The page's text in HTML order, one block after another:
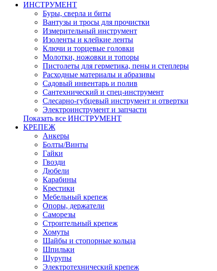
ИНСТРУМЕНТ
Буры, сверла и биты
Вантузы и тросы для прочистки
Измерительный инструмент
Изоленты и клейкие ленты
Ключи и торцевые головки
Молотки, ножовки и топоры
Пистолеты для герметика, пены и степлеры
Расходные материалы и абразивы
Садовый инвентарь и полив
Сантехнический и спец-инструмент
Слесарно-губцевый инструмент и отвертки
Электроинструмент и запчасти
Показать все ИНСТРУМЕНТ
КРЕПЕЖ
Анкеры
Болты/Винты
Гайки
Гвозди
Дюбели
Карабины
Крестики
Мебельный крепеж
Опоры, держатели
Саморезы
Строительный крепеж
Хомуты
Шайбы и стопорные кольца
Шпильки
Шурупы
Электротехнический крепеж